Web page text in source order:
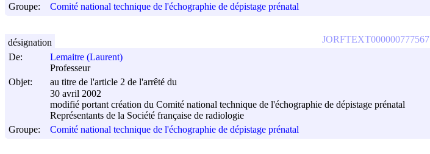
Groupe:
Comité national technique de l'échographie de dépistage prénatal
De:
Lemaitre (Laurent)
Professeur
Objet:
au titre de l'article 2 de l'arrêté du
30 avril 2002
modifié portant création du Comité national technique de l'échographie de dépistage prénatal
Représentants de la Société française de radiologie
Groupe:
Comité national technique de l'échographie de dépistage prénatal
JORFTEXT000000777567
désignation